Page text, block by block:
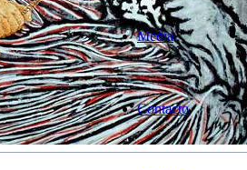
Media
Contacto